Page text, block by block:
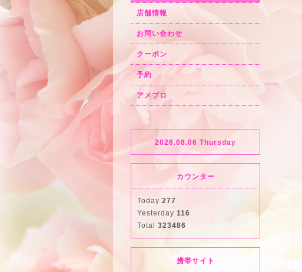
店舗情報
お問い合わせ
クーポン
予約
アメブロ
2026.08.06 Thursday
カウンター
Today 277
Yesterday 116
Total 323486
携帯サイト